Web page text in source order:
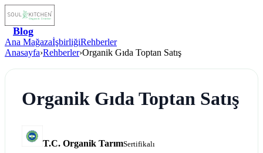
Blog
Ana MağazaİşbirliğiRehberler
Anasayfa›Rehberler›Organik Gıda Toptan Satış
Organik Gıda Toptan Satış
T.C. Organik TarımSertifikalı